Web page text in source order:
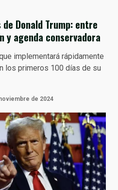
Donald Trump: entre
y agenda conservadora
implementará rápidamente
los primeros 100 días de su
de 2024